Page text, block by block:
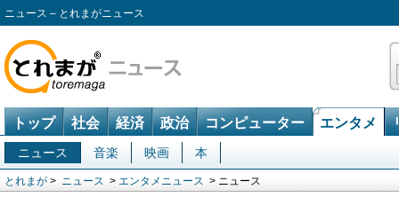
ニュース – とれまがニュース
トップ 社会 経済 政治 コンピューター エンタメ
ニュース 音楽 映画 本
とれまが > ニュース > エンタメニュース > ニュース